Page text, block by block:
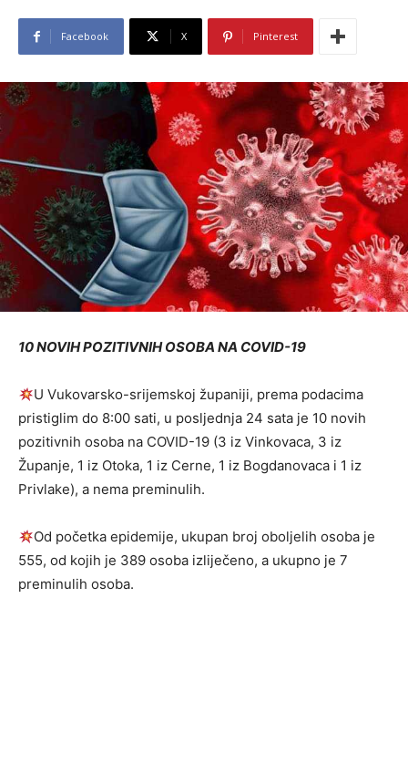
Facebook X Pinterest
10 NOVIH POZITIVNIH OSOBA NA COVID-19
U Vukovarsko-srijemskoj županiji, prema podacima
pristiglim do 8:00 sati, u posljednja 24 sata je 10 novih
pozitivnih osoba na COVID-19 (3 iz Vinkovaca, 3 iz
Županje, 1 iz Otoka, 1 iz Cerne, 1 iz Bogdanovaca i 1 iz
Privlake), a nema preminulih.
Od početka epidemije, ukupan broj oboljelih osoba je
555, od kojih je 389 osoba izliječeno, a ukupno je 7
preminulih osoba.